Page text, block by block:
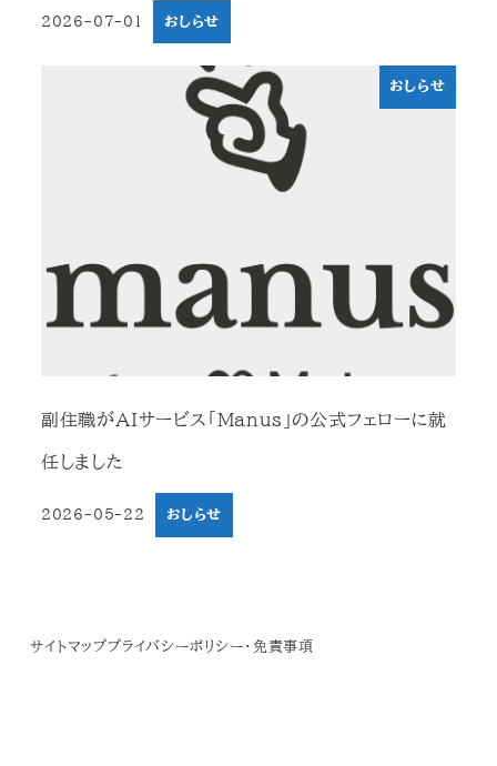
2026-07-01 おしらせ
おしらせ
副住職がAIサービス「Manus」の公式フェローに就
任しました
2026-05-22 おしらせ
サイトマップ プライバシーポリシー・免責事項